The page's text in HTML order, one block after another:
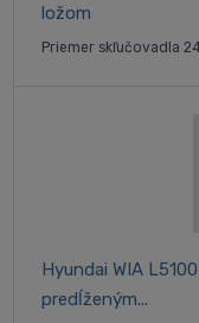
ložom
Priemer skľučovadla
Hyundai WIA
predĺženým...